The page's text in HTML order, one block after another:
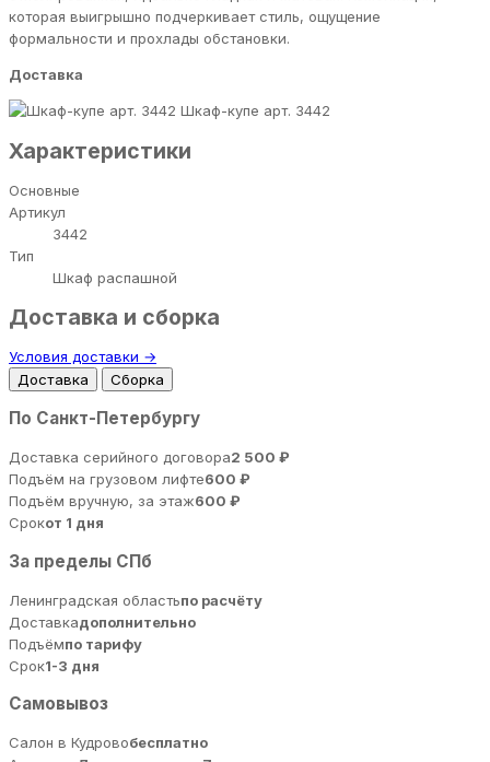
которая выигрышно подчеркивает стиль, ощущение
формальности и прохлады обстановки.
Доставка
Шкаф-купе арт. 3442
Характеристики
Основные
Артикул
3442
Тип
Шкаф распашной
Доставка и сборка
Условия доставки →
Доставка
Сборка
По Санкт-Петербургу
Доставка серийного договора2 500 ₽
Подъём на грузовом лифте600 ₽
Подъём вручную, за этаж600 ₽
Срокот 1 дня
За пределы СПб
Ленинградская областьпо расчёту
Доставкадополнительно
Подъёмпо тарифу
Срок1-3 дня
Самовывоз
Салон в Кудровобесплатно